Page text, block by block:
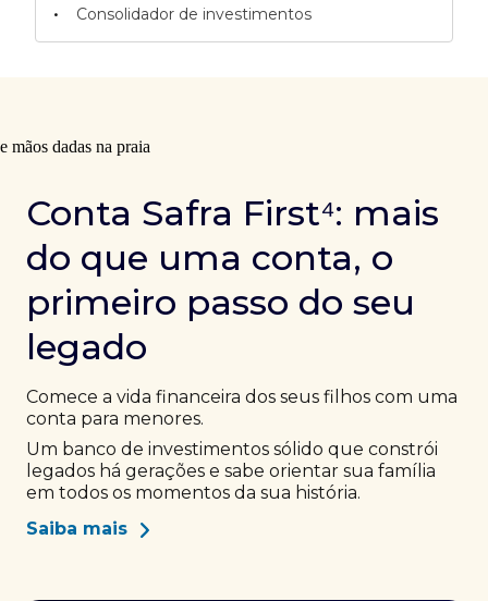
• Consolidador de investimentos
Conta Safra First⁴: mais
do que uma conta, o
primeiro passo do seu
legado
Comece a vida financeira dos seus filhos com uma
conta para menores.
Um banco de investimentos sólido que constrói
legados há gerações e sabe orientar sua família
em todos os momentos da sua história.
Saiba mais